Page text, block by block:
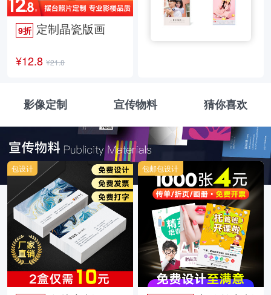
9折 定制晶瓷版画
¥12.8 ¥21.8
影像定制 宣传物料 猜你喜欢
包设计 包邮包设计